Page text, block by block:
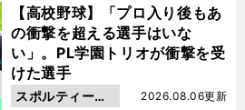
【高校野球】「プロ入り後もあ
の衝撃を超える選手はいな
い」。PL学園トリオが衝撃を受
けた選手
動画
2026.08.06更新
スポルティーバ